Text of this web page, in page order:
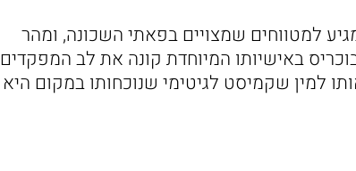
למטווחים שמצויים בפאתי השכונה, ומהר
באישיותו המיוחדת קונה את לב המפקדים
למין שקמיסט לגיטימי שנוכחותו במקום היא